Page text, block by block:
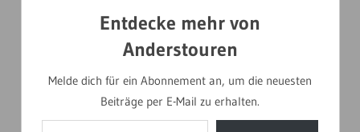
Entdecke mehr von
Anderstouren
Melde dich für ein Abonnement an, um die neuesten
Beiträge per E-Mail zu erhalten.
Gib deine E-Mail-Adresse ein ...